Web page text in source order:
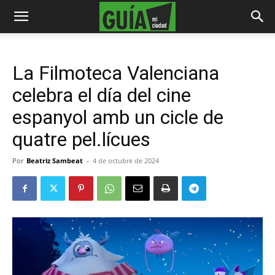
La Filmoteca Valenciana
celebra el día del cine
espanyol amb un cicle de
quatre pel.lícues
Por Beatriz Sambeat - 4 de octubre de 2024